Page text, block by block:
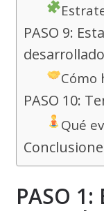
PASO 9:
Cómo
PASO 10:
Qué
PASO